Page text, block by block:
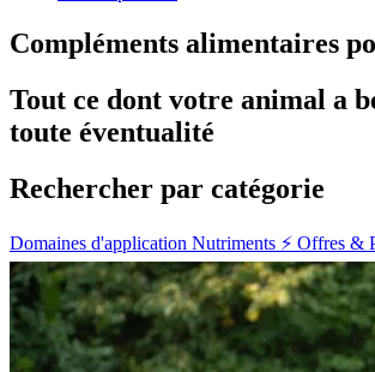
Compléments alimentaires
Tout ce dont votre animal a
toute éventualité
Rechercher par catégorie
Domaines d'application Nutriments ⚡ Offres &